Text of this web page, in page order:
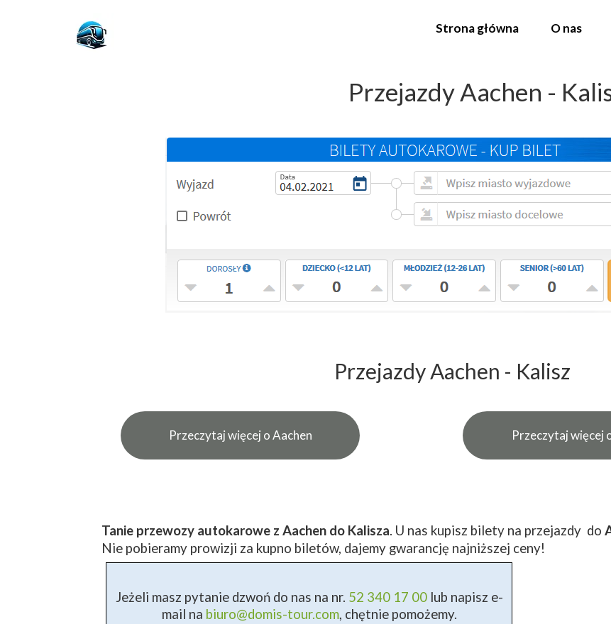
Przeczytaj więcej o Aachen Przeczytaj więcej
Przejazdy Aachen - Kalisz
Tanie przewozy autokarowe z Aachen do Kalisza. U nas kupisz bilety na przejazdy do
Nie pobieramy prowizji za kupno biletów, dajemy gwarancję najniższej ceny!
Jeżeli masz pytanie dzwoń do nas na nr. 52 340 17 00lub napisz e-
mail na biuro@domis-tour.com, chętnie pomożemy.
Przejazdy Aachen -
Strona główna O nas